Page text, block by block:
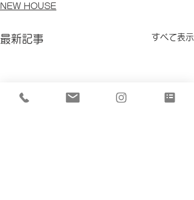
NEW HOUSE
最新記事 すべて表示